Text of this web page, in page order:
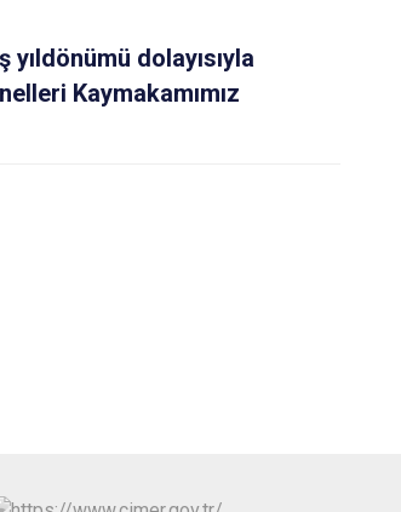
dolayısıyla
Kaymakamımız